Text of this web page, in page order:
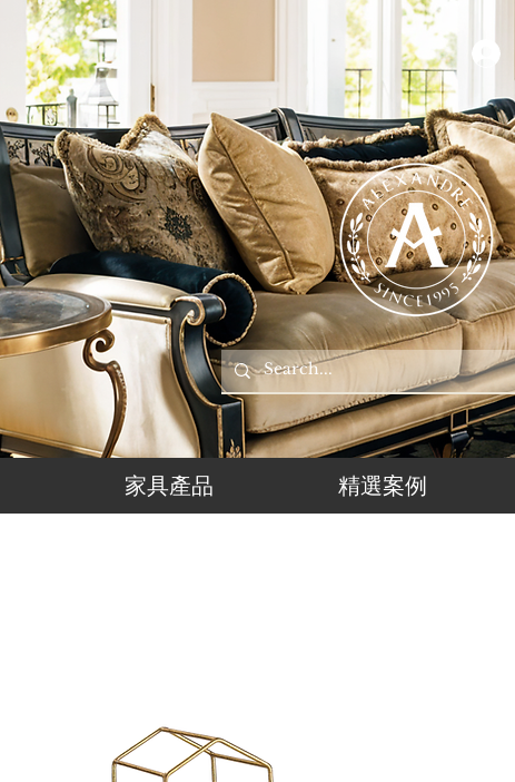
家具產品 精選案例